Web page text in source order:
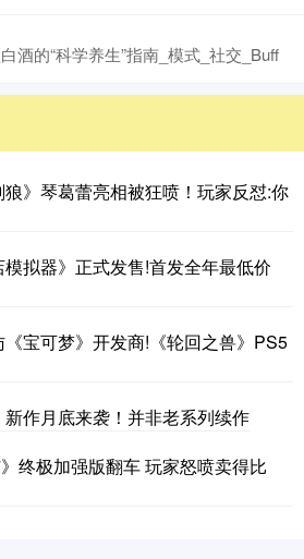
酒的“科学养生”指南_模式_社交_Buff
》琴葛蕾亮相被狂喷！玩家反怼:你
拟器》正式发售!首发全年最低价
宝可梦》开发商!《轮回之兽》PS5
作月底来袭！并非老系列续作
终极加强版翻车 玩家怒喷卖得比